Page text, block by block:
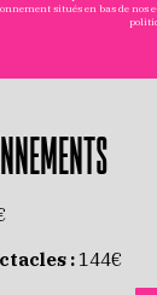
situés en bas de nos
: 144€